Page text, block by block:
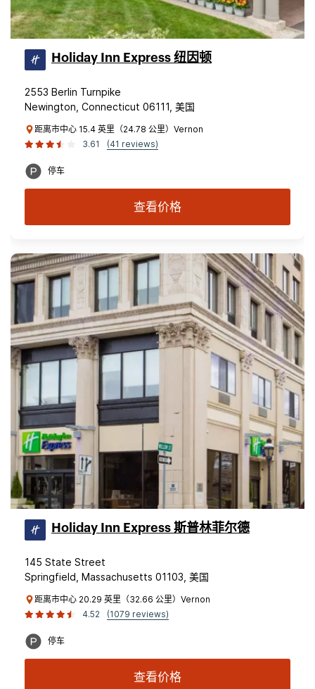
Holiday Inn Express 纽因顿
2553 Berlin Turnpike
Newington, Connecticut 06111, 美国
距离市中心 15.4 英里（24.78 公里）Vernon
3.61
(41 reviews)
停车
查看价格
Holiday Inn Express 斯普林菲尔德
145 State Street
Springfield, Massachusetts 01103, 美国
距离市中心 20.29 英里（32.66 公里）Vernon
4.52
(1079 reviews)
停车
查看价格